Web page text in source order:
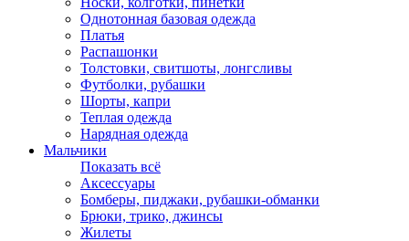
Однотонная базовая одежда
Платья
Распашонки
Толстовки, свитшоты, лонгсливы
Футболки, рубашки
Шорты, капри
Теплая одежда
Нарядная одежда
Мальчики
Показать всё
Аксессуары
Бомберы, пиджаки, рубашки-обманки
Брюки, трико, джинсы
Жилеты